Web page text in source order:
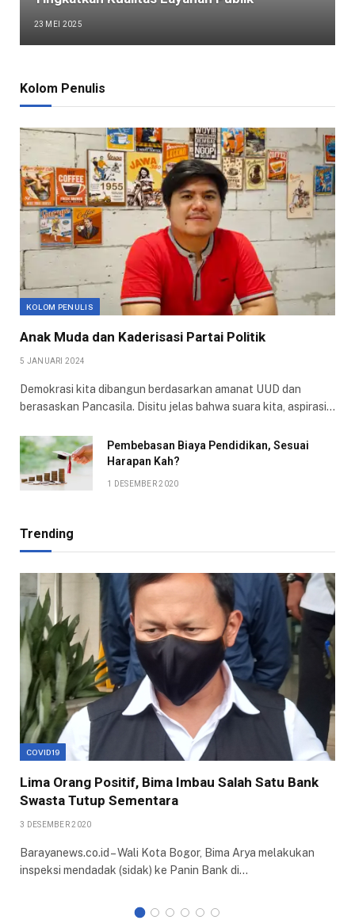
23 MEI 2025
Kolom Penulis
KOLOM PENULIS
Anak Muda dan Kaderisasi Partai Politik
5 JANUARI 2024
Demokrasi kita dibangun berdasarkan amanat UUD dan
berasaskan Pancasila. Disitu jelas bahwa suara kita, aspirasi…
Pembebasan Biaya Pendidikan, Sesuai
Harapan Kah?
1 DESEMBER 2020
Trending
COVID19
Lima Orang Positif, Bima Imbau Salah Satu Bank
Swasta Tutup Sementara
3 DESEMBER 2020
Barayanews.co.id – Wali Kota Bogor, Bima Arya melakukan
inspeksi mendadak (sidak) ke Panin Bank di…